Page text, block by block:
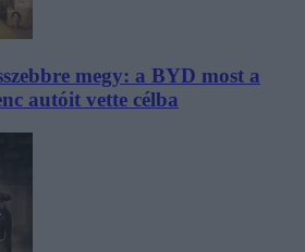
megy: a BYD most a
autóit vette célba